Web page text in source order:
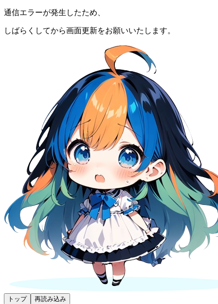
通信エラーが発生したため、
しばらくしてから画面更新をお願いいたします。
トップ 再読み込み